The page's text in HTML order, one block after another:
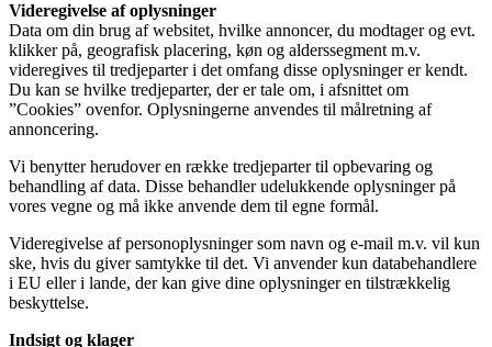
Videregivelse af oplysninger
Data om din brug af websitet, hvilke annoncer, du modtager og evt.
klikker på, geografisk placering, køn og alderssegment m.v.
videregives til tredjeparter i det omfang disse oplysninger er kendt.
Du kan se hvilke tredjeparter, der er tale om, i afsnittet om
”Cookies” ovenfor. Oplysningerne anvendes til målretning af
annoncering.
Vi benytter herudover en række tredjeparter til opbevaring og
behandling af data. Disse behandler udelukkende oplysninger på
vores vegne og må ikke anvende dem til egne formål.
Videregivelse af personoplysninger som navn og e-mail m.v. vil kun
ske, hvis du giver samtykke til det. Vi anvender kun databehandlere
i EU eller i lande, der kan give dine oplysninger en tilstrækkelig
beskyttelse.
Indsigt og klager